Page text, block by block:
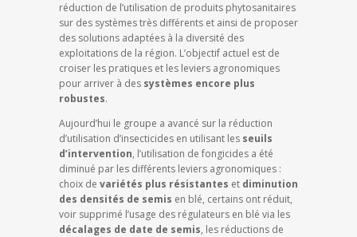
réduction de l’utilisation de produits phytosanitaires
sur des systèmes très différents et ainsi de proposer
des solutions adaptées à la diversité des
exploitations de la région. L’objectif actuel est de
croiser les pratiques et les leviers agronomiques
pour arriver à des systèmes encore plus
robustes.
Aujourd’hui le groupe a avancé sur la réduction
d’utilisation d’insecticides en utilisant les seuils
d’intervention, l’utilisation de fongicides a été
diminué par les différents leviers agronomiques :
choix de variétés plus résistantes et diminution
des densités de semis en blé, certains ont réduit,
voir supprimé l’usage des régulateurs en blé via les
décalages de date de semis, les réductions de